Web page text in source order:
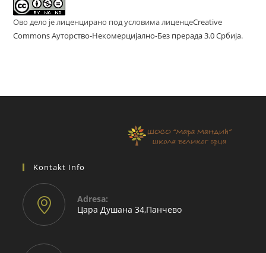
Ово дело је лиценцирано под условима лиценцеCreative
Commons Ауторство-Некомерцијално-Без прерада 3.0 Србија.
Kontakt Info
Adresа:
Цара Душана 34,Панчево